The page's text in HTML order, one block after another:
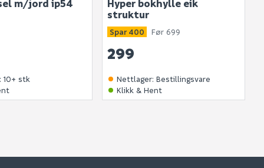
Bli den første til å stille et spørsmål til dette
m/jord ip54
10+ stk
Hyper bokhylle eik
struktur
299
Spar 400 Før 699
Nettlager: Bestillingsvare
Klikk & Hent